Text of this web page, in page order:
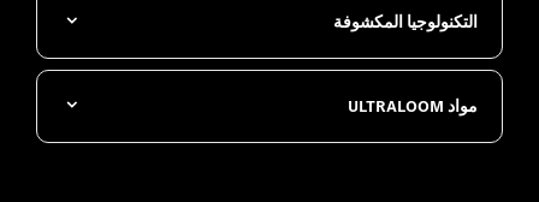
التكنولوجيا المكشوفة
مواد ULTRALOOM